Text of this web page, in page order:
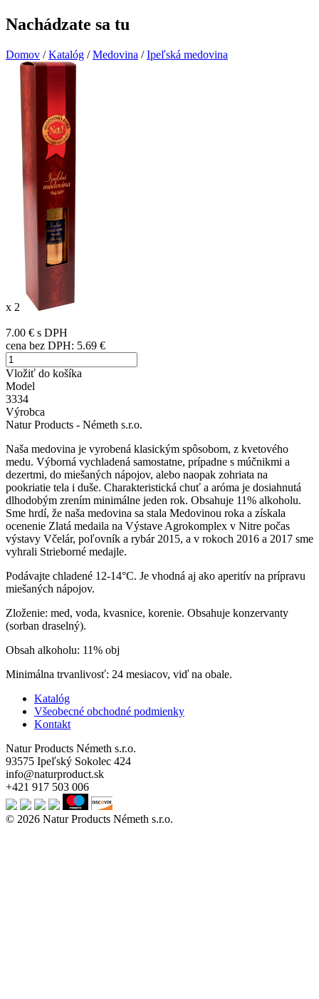
Nachádzate sa tu
Domov /Katalóg /Medovina /Ipeľská medovina
x 2
7.00 € s DPH
cena bez DPH: 5.69 €
Vložiť do košíka
Model
3334
Výrobca
Natur Products - Németh s.r.o.
Naša medovina je vyrobená klasickým spôsobom, z kvetového
medu. Výborná vychladená samostatne, prípadne s múčnikmi a
dezertmi, do miešaných nápojov, alebo naopak zohriata na
pookriatie tela i duše. Charakteristická chuť a aróma je dosiahnutá
dlhodobým zrením minimálne jeden rok. Obsahuje 11% alkoholu.
Sme hrdí, že naša medovina sa stala Medovinou roka a získala
ocenenie Zlatá medaila na Výstave Agrokomplex v Nitre počas
výstavy Včelár, poľovník a rybár 2015, a v rokoch 2016 a 2017 sme
vyhrali Strieborné medajle.
Podávajte chladené 12-14°C. Je vhodná aj ako aperitív na prípravu
miešaných nápojov.
Zloženie: med, voda, kvasnice, korenie. Obsahuje konzervanty
(sorban draselný).
Obsah alkoholu: 11% obj
Minimálna trvanlivosť: 24 mesiacov, viď na obale.
Katalóg
Všeobecné obchodné podmienky
Kontakt
Natur Products Németh s.r.o.
93575 Ipeľský Sokolec 424
info@naturproduct.sk
+421 917 503 006
© 2026 Natur Products Németh s.r.o.